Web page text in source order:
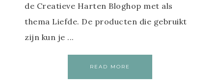
de Creatieve Harten Bloghop met als
thema Liefde. De producten die gebruikt
zijn kun je ...
READ MORE